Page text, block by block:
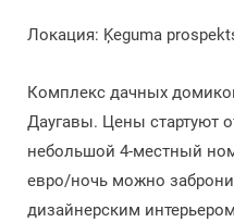
Локация: Ķeguma
Комплекс дачных
Даугавы. Цены стартуют
небольшой 4-местный
евро/ночь можно
дизайнерским